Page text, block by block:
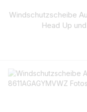
Windschutzscheibe
Head Up